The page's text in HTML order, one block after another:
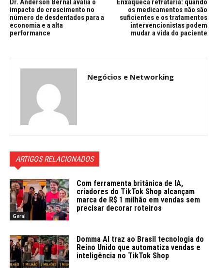
Dr. Anderson Bernal avalia o
impacto do crescimento no
número de desdentados para a
economia e a alta
performance
Enxaqueca refratária: quando
os medicamentos não são
suficientes e os tratamentos
intervencionistas podem
mudar a vida do paciente
Negócios e Networking
ARTIGOS RELACIONADOS
Geral
Com ferramenta britânica de IA,
criadores do TikTok Shop alcançam
marca de R$ 1 milhão em vendas sem
precisar decorar roteiros
Domma AI traz ao Brasil tecnologia do
Reino Unido que automatiza vendas e
inteligência no TikTok Shop